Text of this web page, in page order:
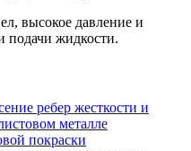
высокое давление и
подачи жидкости.
ребер жесткости и
металле
покраски